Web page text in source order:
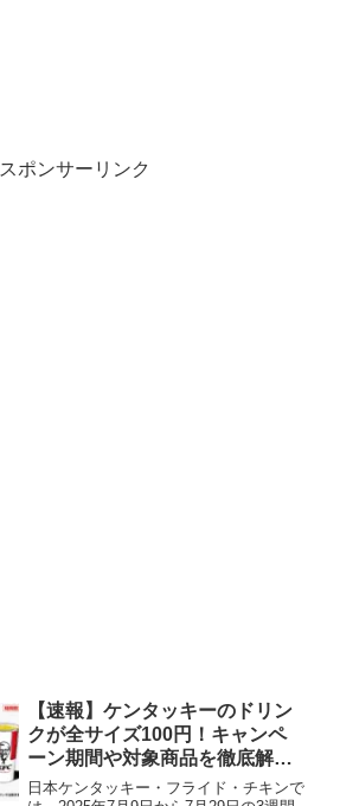
スポンサーリンク
【速報】ケンタッキーのドリン
クが全サイズ100円！キャンペ
ーン期間や対象商品を徹底解
説！
日本ケンタッキー・フライド・チキンで